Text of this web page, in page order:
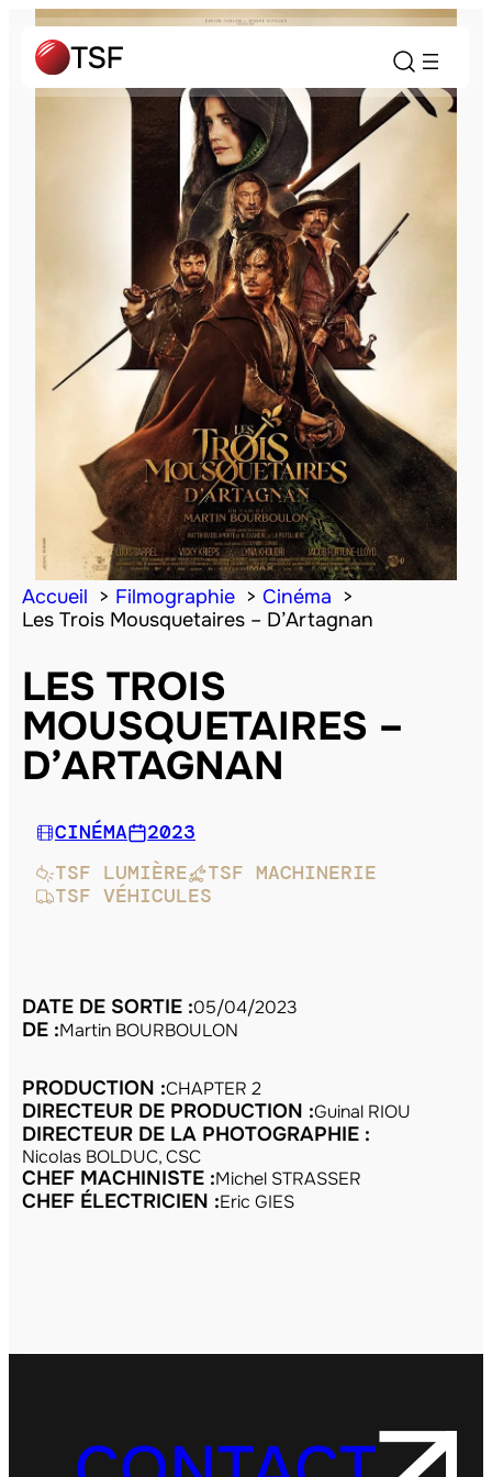
Accueil Filmographie
Cinéma
Les Trois Mousquetaires – D’Artagnan
LES TROIS
MOUSQUETAIRES –
D’ARTAGNAN
CINÉMA
2023
TSF LUMIÈRE
TSF MACHINERIE
TSF VÉHICULES
DATE DE SORTIE :05/04/2023
DE :Martin BOURBOULON
PRODUCTION :CHAPTER 2
DIRECTEUR DE PRODUCTION :Guinal RIOU
DIRECTEUR DE LA PHOTOGRAPHIE :
Nicolas BOLDUC, CSC
CHEF MACHINISTE :Michel STRASSER
CHEF ÉLECTRICIEN :Eric GIES